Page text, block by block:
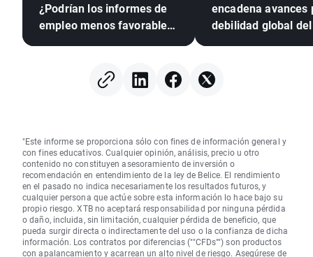
¿Podrían los informes de
empleo menos favorables
encadena avances
debilidad global
"Este informe se proporciona sólo con fines de información general y
con fines educativos. Cualquier opinión, análisis, precio u otro
contenido no constituyen asesoramiento de inversión o
recomendación en entendimiento de la ley de Belice. El rendimiento
en el pasado no indica necesariamente los resultados futuros, y
cualquier persona que actúe sobre esta información lo hace bajo su
propio riesgo. XTB no aceptará responsabilidad por ninguna pérdida
o daño, incluida, sin limitación, cualquier pérdida de beneficio, que
pueda surgir directa o indirectamente del uso o la confianza de dicha
información. Los contratos por diferencias (""CFDs"") son productos
con apalancamiento y acarrean un alto nivel de riesgo. Asegúrese de